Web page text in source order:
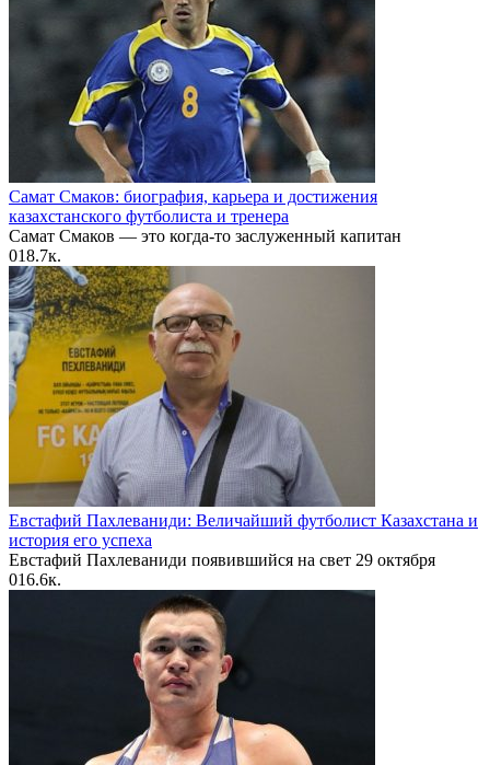
Самат Смаков: биография, карьера и достижения
казахстанского футболиста и тренера
Самат Смаков — это когда-то заслуженный капитан
018.7к.
Евстафий Пахлеваниди: Величайший футболист Казахстана и
история его успеха
Евстафий Пахлеваниди появившийся на свет 29 октября
016.6к.